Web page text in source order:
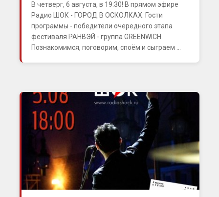
В четверг, 6 августа, в 19:30! В прямом эфире
Радио ШОК - ГОРОД В ОСКОЛКАХ. Гости
программы - победители очередного этапа
фестиваля РАНВЭЙ - группа GREENWICH.
Познакомимся, поговорим, споём и сыграем ...